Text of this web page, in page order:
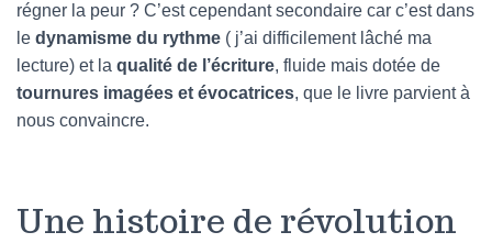
régner la peur ? C’est cependant secondaire car c’est dans
le dynamisme du rythme ( j’ai difficilement lâché ma
lecture) et la qualité de l’écriture, fluide mais dotée de
tournures imagées et évocatrices, que le livre parvient à
nous convaincre.
Une histoire de révolution